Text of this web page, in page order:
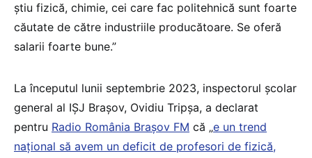
știu fizică, chimie, cei care fac politehnică sunt foarte
căutate de către industriile producătoare. Se oferă
salarii foarte bune.”
La începutul lunii septembrie 2023, inspectorul școlar
general al IȘJ Brașov, Ovidiu Tripșa, a declarat
pentru Radio România Brașov FM că „e un trend
național să avem un deficit de profesori de fizică,